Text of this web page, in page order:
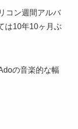
コン週間アルバ
は10年10ヶ月ぶ
の音楽的な幅